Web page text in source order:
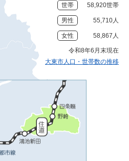
世帯 58,920世帯
男性 55,710人
女性 58,867人
令和8年6月末現在
大東市人口・世帯数の推移